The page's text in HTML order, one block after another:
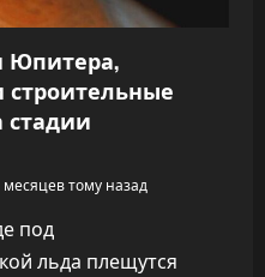
Юпитера,
тому назад
под
льда плещутся